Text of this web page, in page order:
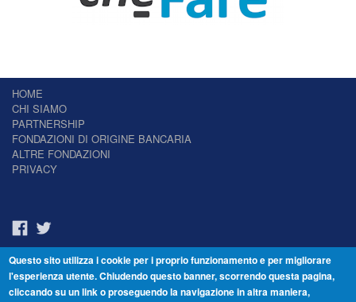
HOME
CHI SIAMO
PARTNERSHIP
FONDAZIONI DI ORIGINE BANCARIA
ALTRE FONDAZIONI
PRIVACY
Il Giornale delle Fondazioni - Periodico telematico
Reg. Tribunale n.7 del 22/07/2014 – ISSN 2421-2466
© Fondazione Venezia 2000 - Dorsoduro 3488/U - 30123 Venezia - Italia -
Questo sito utilizza i cookie per i proprio funzionamento e per migliorare
l'esperienza utente. Chiudendo questo banner, scorrendo questa pagina,
cliccando su un link o proseguendo la navigazione in altra maniera,